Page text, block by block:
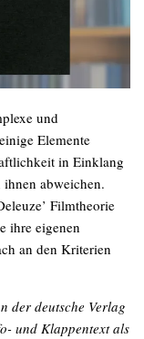
und
Elemente
in Einklang
abweichen.
Filmtheorie
ihre eigenen
an den Kriterien
der deutsche Verlag
und Klappentext als